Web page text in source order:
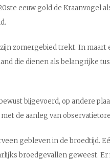
eeuw gold de Kraanvogel
zomergebied trekt. In maart
die dienen als belangrijke
bijgevoerd, op andere
de aanleg van
gebleven in de broedtijd.
broedgevallen geweest.